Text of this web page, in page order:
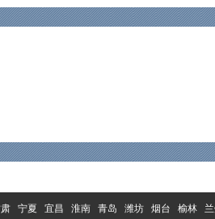
宁夏 宜昌 淮南 青岛 潍坊 烟台 榆林